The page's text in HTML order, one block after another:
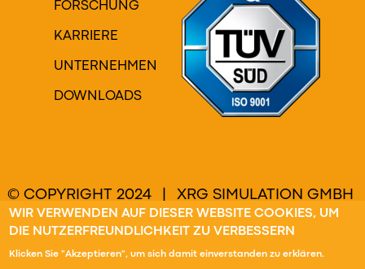
WIR VERWENDEN AUF DIESER WEBSITE COOKIES, UM
DIE NUTZERFREUNDLICHKEIT ZU VERBESSERN
Klicken Sie "Akzeptieren", um sich damit einverstanden zu erklären.
FORSCHUNG
KARRIERE
UNTERNEHMEN
DOWNLOADS
© COPYRIGHT 2024 | XRG SIMULATION GMBH
| ALLE RECHTE VORBEHALTEN